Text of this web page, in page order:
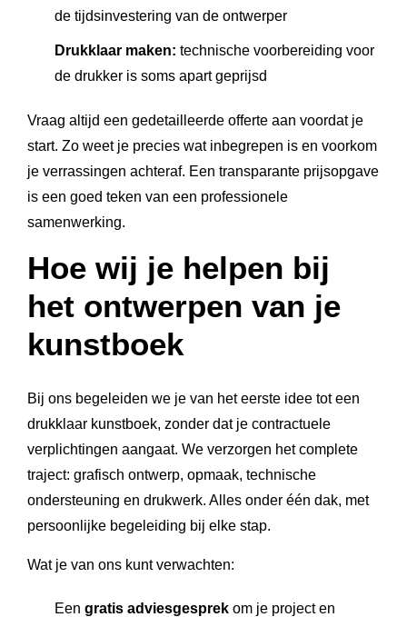
de tijdsinvestering van de ontwerper
Drukklaar maken: technische voorbereiding voor
de drukker is soms apart geprijsd
Vraag altijd een gedetailleerde offerte aan voordat je
start. Zo weet je precies wat inbegrepen is en voorkom
je verrassingen achteraf. Een transparante prijsopgave
is een goed teken van een professionele
samenwerking.
Hoe wij je helpen bij
het ontwerpen van je
kunstboek
Bij ons begeleiden we je van het eerste idee tot een
drukklaar kunstboek, zonder dat je contractuele
verplichtingen aangaat. We verzorgen het complete
traject: grafisch ontwerp, opmaak, technische
ondersteuning en drukwerk. Alles onder één dak, met
persoonlijke begeleiding bij elke stap.
Wat je van ons kunt verwachten:
Een gratis adviesgesprek om je project en